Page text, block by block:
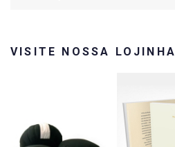
VISITE NOSSA LOJINHA